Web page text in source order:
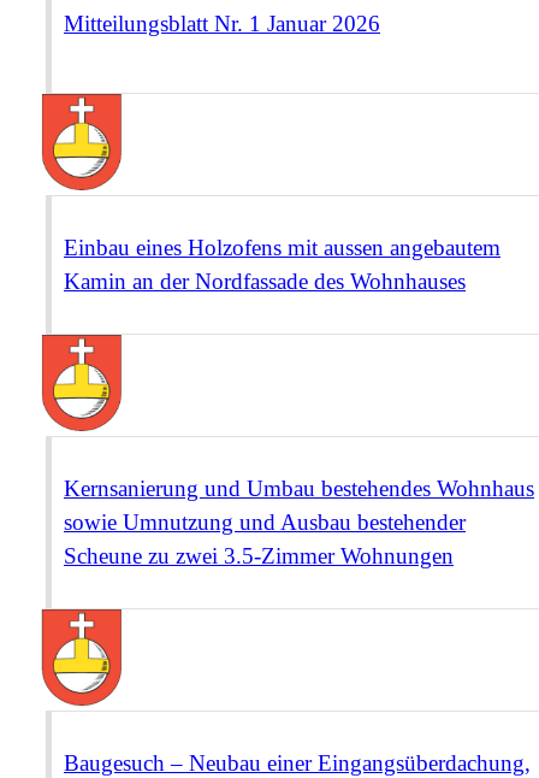
Mitteilungsblatt Nr. 1 Januar 2026
Einbau eines Holzofens mit aussen angebautem
Kamin an der Nordfassade des Wohnhauses
Kernsanierung und Umbau bestehendes Wohnhaus
sowie Umnutzung und Ausbau bestehender
Scheune zu zwei 3.5-Zimmer Wohnungen
Baugesuch – Neubau einer Eingangsüberdachung,